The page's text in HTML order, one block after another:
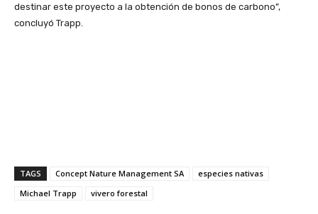
destinar este proyecto a la obtención de bonos de carbono”,
concluyó Trapp.
TAGS Concept Nature Management SA
especies nativas
Michael Trapp
vivero forestal